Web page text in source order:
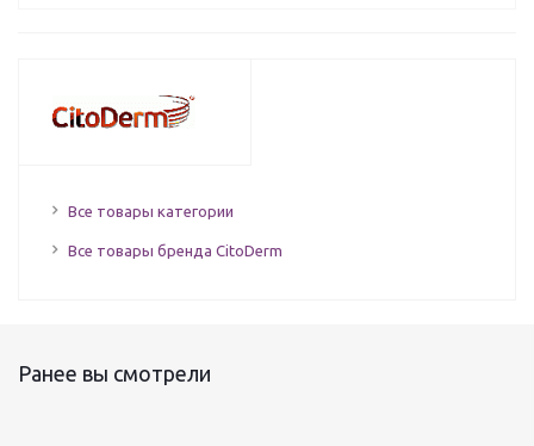
Все товары категории
Все товары бренда CitoDerm
Ранее вы смотрели